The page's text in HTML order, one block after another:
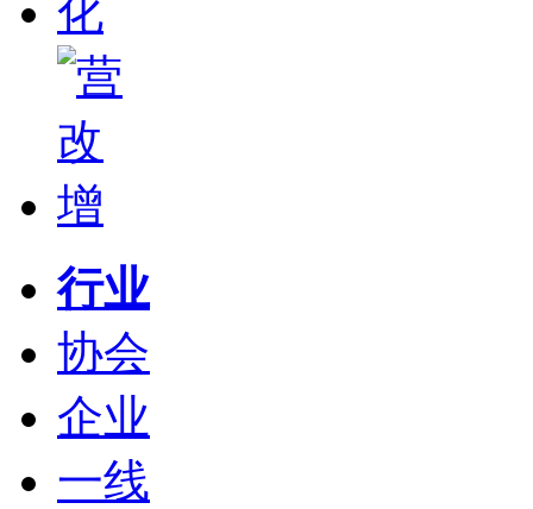
行业
协会
企业
一线